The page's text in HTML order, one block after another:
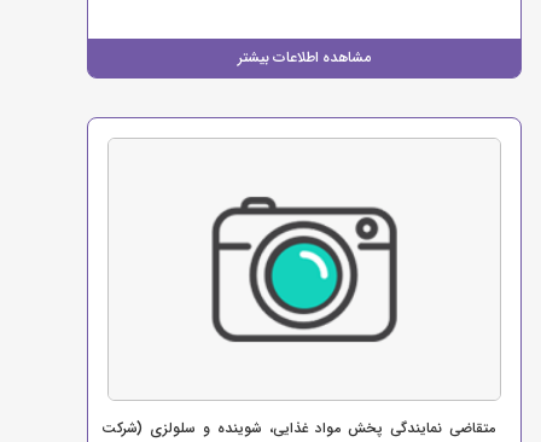
مشاهده اطلاعات بیشتر
متقاضی نمایندگی پخش مواد غذایی، شوینده و سلولزی (شرکت